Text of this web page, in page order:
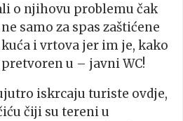
o njihovu problemu čak
samo za spas zaštićene
i vrtova jer im je, kako
u – javni WC!
iskrcaju turiste ovdje,
čiji su tereni u